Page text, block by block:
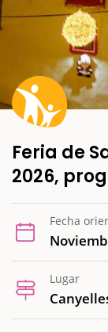
Feria de
2026,
Fecha
Lugar